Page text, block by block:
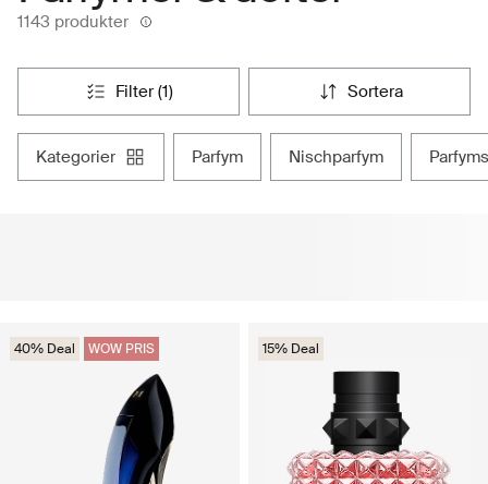
1143 produkter
filter (1) sortera
kategorier parfym nischparfym
40% Deal WOW PRIS 15% Deal